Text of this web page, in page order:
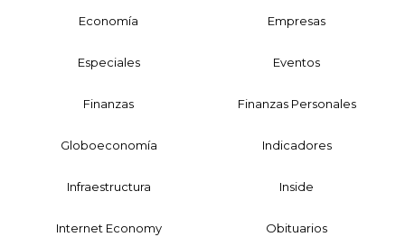
Economía Empresas
Especiales Eventos
Finanzas Finanzas Personales
Globoeconomía Indicadores
Infraestructura Inside
Internet Economy Obituarios